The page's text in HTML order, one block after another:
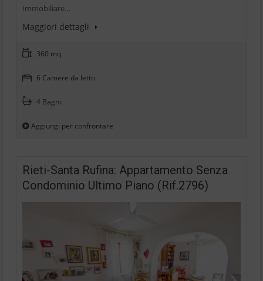
Immobiliare…
Maggiori dettagli
360 mq
6 Camere da letto
4 Bagni
Aggiungi per confrontare
Rieti-Santa Rufina: Appartamento Senza
Condominio Ultimo Piano (Rif.2796)